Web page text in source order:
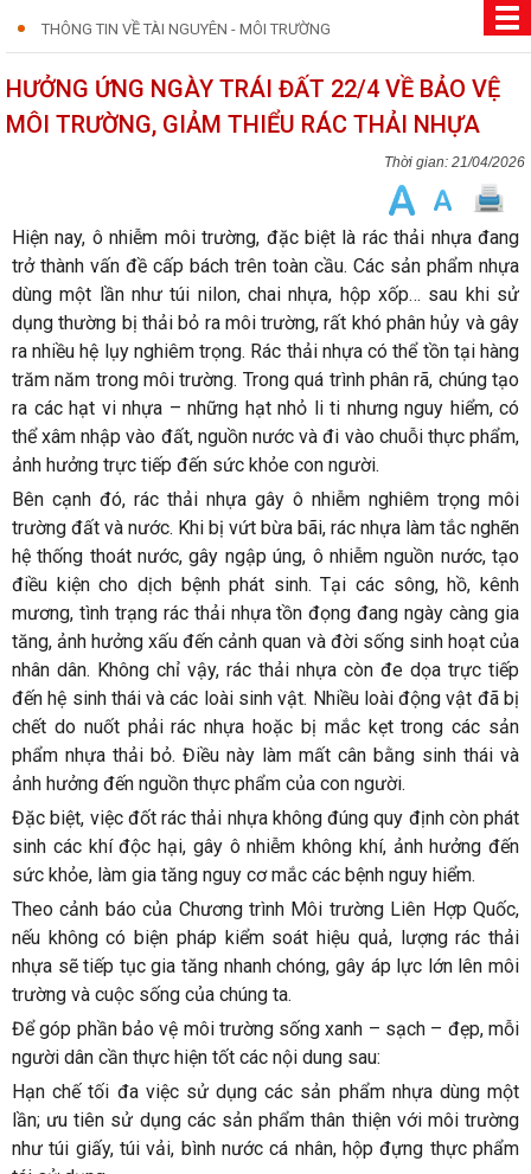
THÔNG TIN VỀ TÀI NGUYÊN - MÔI TRƯỜNG
HƯỞNG ỨNG NGÀY TRÁI ĐẤT 22/4 VỀ BẢO VỆ
MÔI TRƯỜNG, GIẢM THIỂU RÁC THẢI NHỰA
21/04/2026
Hiện nay, ô nhiễm môi trường, đặc biệt là rác thải nhựa đang
trở thành vấn đề cấp bách trên toàn cầu. Các sản phẩm nhựa
dùng một lần như túi nilon, chai nhựa, hộp xốp… sau khi sử
dụng thường bị thải bỏ ra môi trường, rất khó phân hủy và gây
ra nhiều hệ lụy nghiêm trọng. Rác thải nhựa có thể tồn tại hàng
trăm năm trong môi trường. Trong quá trình phân rã, chúng tạo
ra các hạt vi nhựa – những hạt nhỏ li ti nhưng nguy hiểm, có
thể xâm nhập vào đất, nguồn nước và đi vào chuỗi thực phẩm,
ảnh hưởng trực tiếp đến sức khỏe con người.
Bên cạnh đó, rác thải nhựa gây ô nhiễm nghiêm trọng môi
trường đất và nước. Khi bị vứt bừa bãi, rác nhựa làm tắc nghẽn
hệ thống thoát nước, gây ngập úng, ô nhiễm nguồn nước, tạo
điều kiện cho dịch bệnh phát sinh. Tại các sông, hồ, kênh
mương, tình trạng rác thải nhựa tồn đọng đang ngày càng gia
tăng, ảnh hưởng xấu đến cảnh quan và đời sống sinh hoạt của
nhân dân. Không chỉ vậy, rác thải nhựa còn đe dọa trực tiếp
đến hệ sinh thái và các loài sinh vật. Nhiều loài động vật đã bị
chết do nuốt phải rác nhựa hoặc bị mắc kẹt trong các sản
phẩm nhựa thải bỏ. Điều này làm mất cân bằng sinh thái và
ảnh hưởng đến nguồn thực phẩm của con người.
Đặc biệt, việc đốt rác thải nhựa không đúng quy định còn phát
sinh các khí độc hại, gây ô nhiễm không khí, ảnh hưởng đến
sức khỏe, làm gia tăng nguy cơ mắc các bệnh nguy hiểm.
Theo cảnh báo của Chương trình Môi trường Liên Hợp Quốc,
nếu không có biện pháp kiểm soát hiệu quả, lượng rác thải
nhựa sẽ tiếp tục gia tăng nhanh chóng, gây áp lực lớn lên môi
trường và cuộc sống của chúng ta.
Để góp phần bảo vệ môi trường sống xanh – sạch – đẹp, mỗi
người dân cần thực hiện tốt các nội dung sau:
Hạn chế tối đa việc sử dụng các sản phẩm nhựa dùng một
lần; ưu tiên sử dụng các sản phẩm thân thiện với môi trường
như túi giấy, túi vải, bình nước cá nhân, hộp đựng thực phẩm